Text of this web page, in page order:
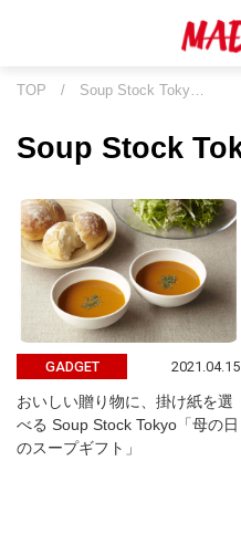
TOP / Soup Stock Toky…
Soup Stock
GADGET 2021.04.15
おいしい贈り物に、掛け紙を選
べる Soup Stock Tokyo「母の日
のスープギフト」